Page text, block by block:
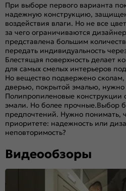
При выборе первого варианта
надежную конструкцию,
воздействия влаги. Но не все
за чего ограничиваются
представлена большим
передать индивидуальность
Блестящая поверхность делает
для самых смелых интерьеров
Но вещество подвержено
дверью, покрытой эмалью,
Полипропиленовые конструкции
эмали. Но более прочные.Выбор
предпочтений. Нужно понимать,
приоритете: надежность или
неповторимость?
Видеообзоры